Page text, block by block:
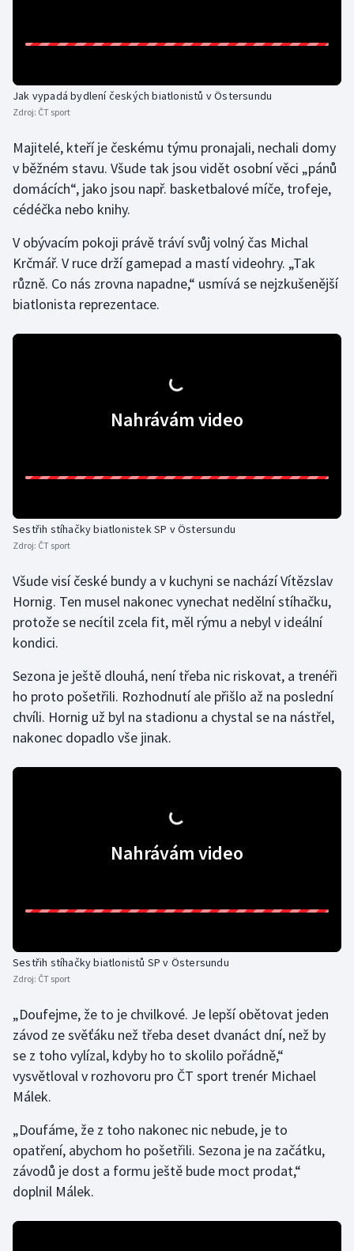
Lyže a snowboard
Motorsport
Olympijské hry
Parasport
Plavání
Short track
Sportovní střelba
Stolní tenis
Veslování
Vodní slalom
Volejbal
Ostatní
Jak vypadá bydlení českých biatlonistů v Östersundu
Zdroj: ČT sport
Majitelé, kteří je českému týmu pronajali, nechali domy
v běžném stavu. Všude tak jsou vidět osobní věci „pánů
domácích“, jako jsou např. basketbalové míče, trofeje,
cédéčka nebo knihy.
V obývacím pokoji právě tráví svůj volný čas Michal
Krčmář. V ruce drží gamepad a mastí videohry. „Tak
různě. Co nás zrovna napadne,“ usmívá se nejzkušenější
biatlonista reprezentace.
Nahrávám video
Sestřih stíhačky biatlonistek SP v Östersundu
Zdroj: ČT sport
Všude visí české bundy a v kuchyni se nachází Vítězslav
Hornig. Ten musel nakonec vynechat nedělní stíhačku,
protože se necítil zcela fit, měl rýmu a nebyl v ideální
kondici.
Sezona je ještě dlouhá, není třeba nic riskovat, a trenéři
ho proto pošetřili. Rozhodnutí ale přišlo až na poslední
chvíli. Hornig už byl na stadionu a chystal se na nástřel,
nakonec dopadlo vše jinak.
Nahrávám video
Sestřih stíhačky biatlonistů SP v Östersundu
Zdroj: ČT sport
„Doufejme, že to je chvilkové. Je lepší obětovat jeden
závod ze svěťáku než třeba deset dvanáct dní, než by
se z toho vylízal, kdyby ho to skolilo pořádně,“
vysvětloval v rozhovoru pro ČT sport trenér Michael
Málek.
„Doufáme, že z toho nakonec nic nebude, je to
opatření, abychom ho pošetřili. Sezona je na začátku,
závodů je dost a formu ještě bude moct prodat,“
doplnil Málek.